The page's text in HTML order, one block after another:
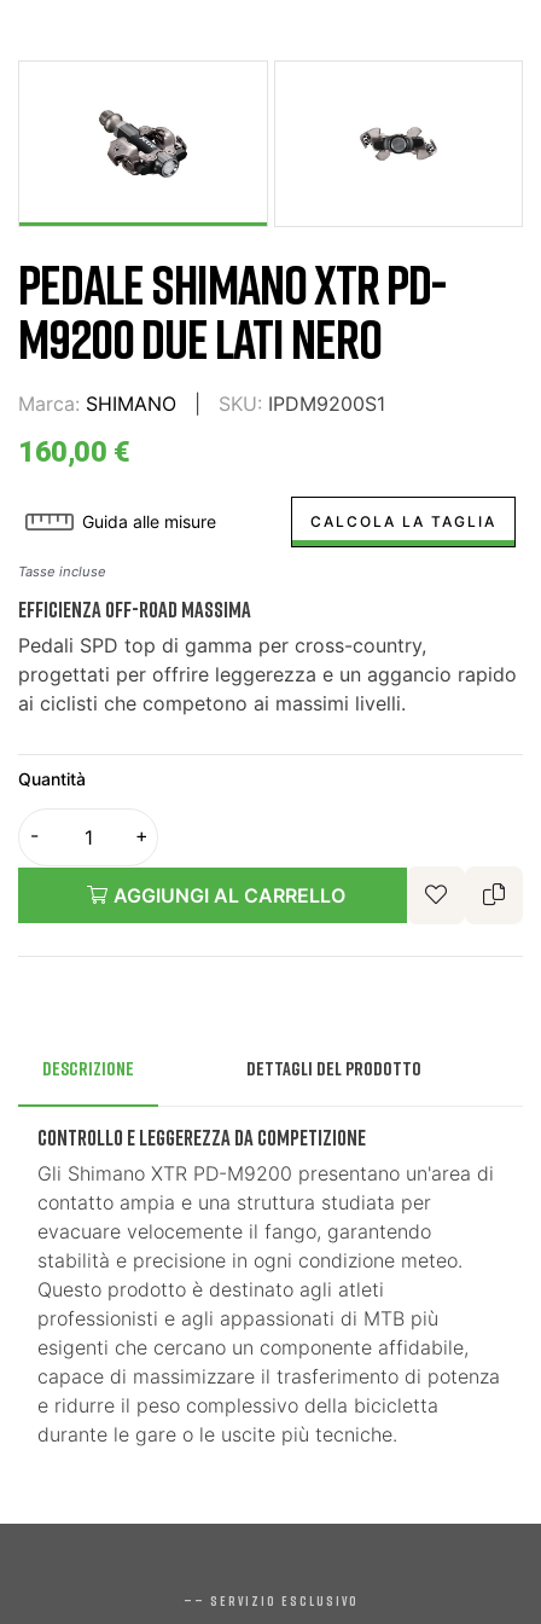
PEDALE SHIMANO XTR PD-
M9200 DUE LATI NERO
Marca: SHIMANO SKU: IPDM9200S1
160,00 €
Guida alle misure CALCOLA LA TAGLIA
Tasse incluse
Efficienza Off-Road Massima
Pedali SPD top di gamma per cross-country,
progettati per offrire leggerezza e un aggancio rapido
ai ciclisti che competono ai massimi livelli.
Quantità
AGGIUNGI AL CARRELLO
Descrizione Dettagli del prodotto
Controllo e Leggerezza da Competizione
Gli Shimano XTR PD-M9200 presentano un'area di
contatto ampia e una struttura studiata per
evacuare velocemente il fango, garantendo
stabilità e precisione in ogni condizione meteo.
Questo prodotto è destinato agli atleti
professionisti e agli appassionati di MTB più
esigenti che cercano un componente affidabile,
capace di massimizzare il trasferimento di potenza
e ridurre il peso complessivo della bicicletta
durante le gare o le uscite più tecniche.
—— SERVIZIO ESCLUSIVO